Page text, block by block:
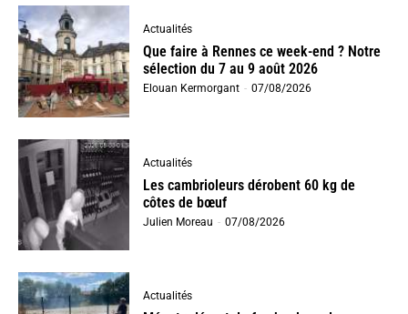
Actualités
Que faire à Rennes ce week-end ? Notre
sélection du 7 au 9 août 2026
Elouan Kermorgant - 07/08/2026
Actualités
Les cambrioleurs dérobent 60 kg de
côtes de bœuf
Julien Moreau - 07/08/2026
Actualités